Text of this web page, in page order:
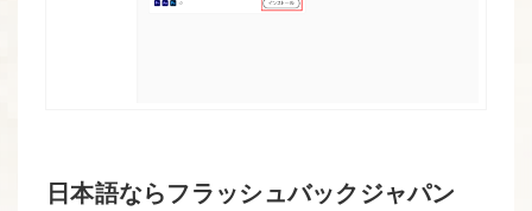
日本語ならフラッシュバックジャパン